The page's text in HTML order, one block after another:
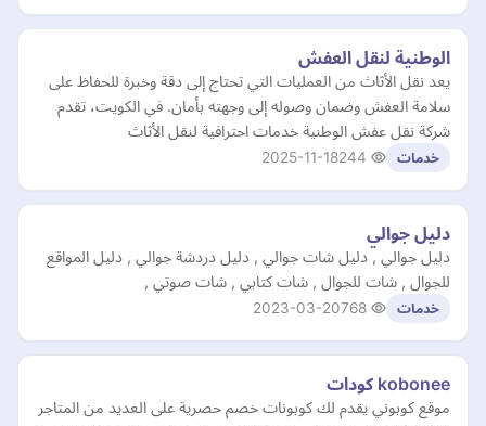
الوطنية لنقل العفش
يعد نقل الأثاث من العمليات التي تحتاج إلى دقة وخبرة للحفاظ على
سلامة العفش وضمان وصوله إلى وجهته بأمان. في الكويت، تقدم
شركة نقل عفش الوطنية خدمات احترافية لنقل الأثاث
خدمات 2025-11-18
دليل جوالي
دليل جوالي , دليل شات جوالي , دليل دردشة جوالي , دليل المواقع
للجوال , شات للجوال , شات كتابي , شات صوتي ,
خدمات 2023-03-20
kobonee كودات
موقع كوبوني يقدم لك كوبونات خصم حصرية على العديد من المتاجر